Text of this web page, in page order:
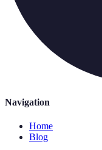
Navigation
Home
Blog